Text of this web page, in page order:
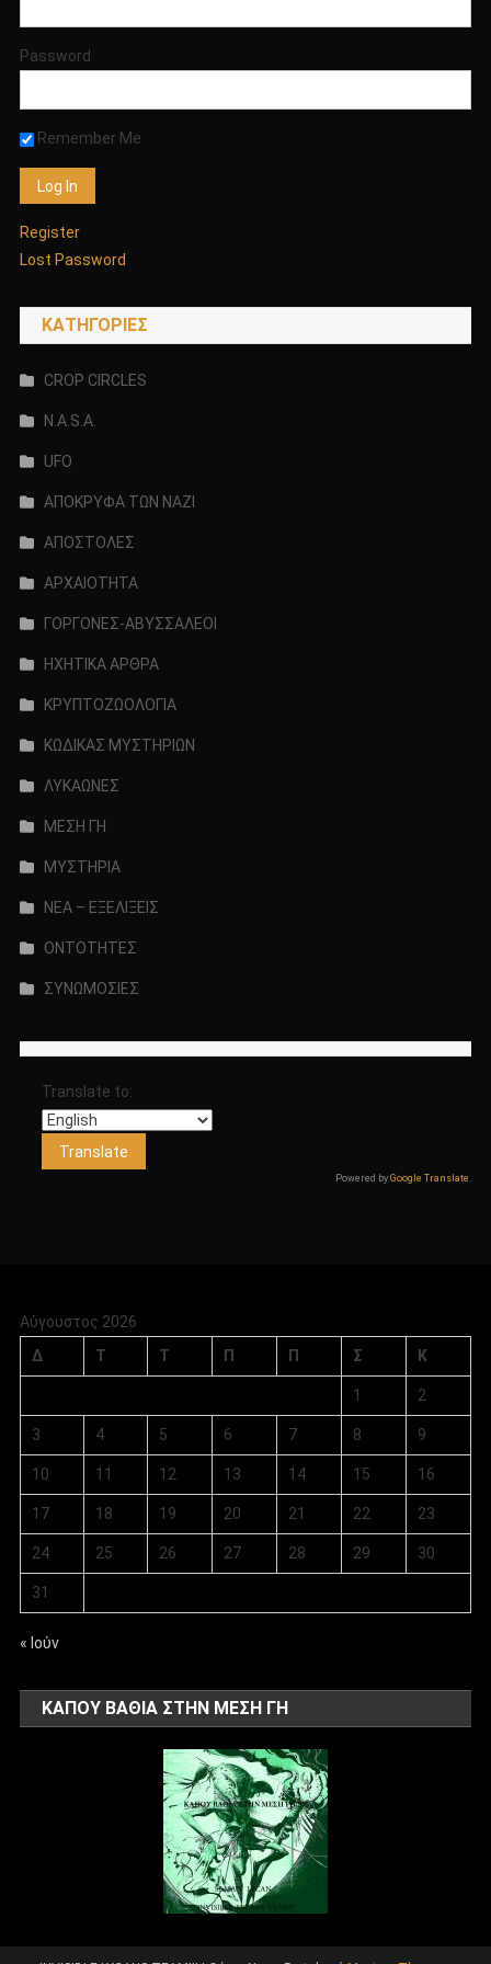
Password
Remember Me
Register
Lost Password
KΑΤΗΓΟΡΊΕΣ
CROP CIRCLES
N.A.S.A.
UFO
ΑΠΟΚΡΥΦΑ ΤΩΝ ΝΑΖΙ
ΑΠΟΣΤΟΛΕΣ
ΑΡΧΑΙΟΤΗΤΑ
ΓΟΡΓΟΝΕΣ-ΑΒΥΣΣΑΛΕΟΙ
ΗΧΗΤΙΚΑ ΑΡΘΡΑ
ΚΡΥΠΤΟΖΩΟΛΟΓΙΑ
ΚΩΔΙΚΑΣ ΜΥΣΤΗΡΙΩΝ
ΛΥΚΑΩΝΕΣ
ΜΕΣΗ ΓΗ
ΜΥΣΤΗΡΙΑ
ΝΕΑ – ΕΞΕΛΙΞΕΙΣ
ΟΝΤΟΤΗΤΕΣ
ΣΥΝΩΜΟΣΙΕΣ
Translate to:
Powered byGoogle Translate .
Αύγουστος 2026
Δ
Τ Τ Π Π Σ Κ
1 2
3 4 5 6 7 8 9
10 11 12 13 14 15 16
17 18 19 20 21 22 23
24 25 26 27 28 29 30
31
« Ιούν
ΚΑΠΟΥ ΒΑΘΙΑ ΣΤΗΝ ΜΕΣΗ ΓΗ